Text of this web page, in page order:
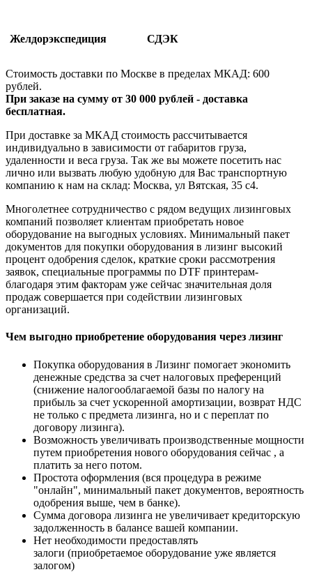
Желдорэкспедиция СДЭК
Стоимость доставки по Москве в пределах МКАД: 600
рублей.
При заказе на сумму от 30 000 рублей - доставка
бесплатная.
При доставке за МКАД стоимость рассчитывается
индивидуально в зависимости от габаритов груза,
удаленности и веса груза. Так же вы можете посетить нас
лично или вызвать любую удобную для Вас транспортную
компанию к нам на склад: Москва, ул Вятская, 35 c4.
Многолетнее сотрудничество с рядом ведущих лизинговых
компаний позволяет клиентам приобретать новое
оборудование на выгодных условиях. Минимальный пакет
документов для покупки оборудования в лизинг высокий
процент одобрения сделок, краткие сроки рассмотрения
заявок, специальные программы по DTF принтерам-
благодаря этим факторам уже сейчас значительная доля
продаж совершается при содействии лизинговых
организаций.
Чем выгодно приобретение оборудования через лизинг
Покупка оборудования в Лизинг помогает экономить
денежные средства за счет налоговых преференций
(снижение налогооблагаемой базы по налогу на
прибыль за счет ускоренной амортизации, возврат НДС
не только с предмета лизинга, но и с переплат по
договору лизинга).
Возможность увеличивать производственные мощности
путем приобретения нового оборудования сейчас , а
платить за него потом.
Простота оформления (вся процедура в режиме
"онлайн", минимальный пакет документов, вероятность
одобрения выше, чем в банке).
Сумма договора лизинга не увеличивает кредиторскую
задолженность в балансе вашей компании.
Нет необходимости предоставлять
залоги (приобретаемое оборудование уже является
залогом)